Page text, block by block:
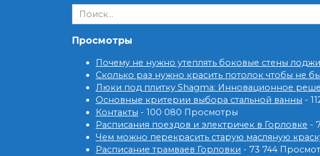
Search
for:
Просмотры
Почему не нужно утеплять боковые стены
Сколько раз нужно красить потолок чтобы не
Люки под плитку Shagma: Инновационное
Основные критерии выбора стальной ванны -
Контакты - 100 080 Просмотры
Расписания поездов и электричек в Горловке -
Чем можно перекрасить старую масляную
Расписание трамваев Горловки - 73 744